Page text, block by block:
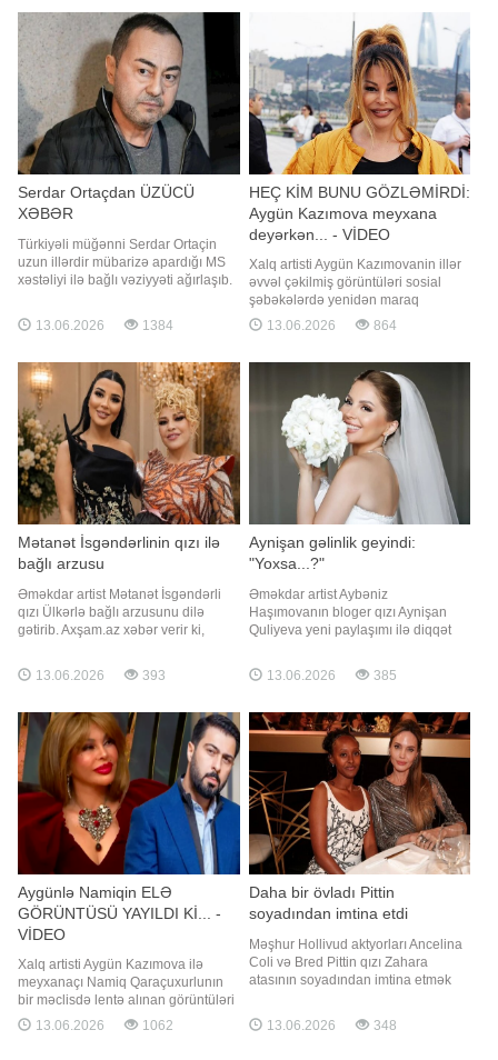
Rusiya Fövqəladə Hallar Nazirliyinin
(FHN) diyar üzrə Baş İdarəsinin
mətbuat xidmət
çətin dövrlərində etibar etdiyi
insanlar tərəfindən xəyanətlə
üzləşib:. "Mənim ən ağır günlərimd
Serdar Ortaçdan ÜZÜCÜ
XƏBƏR
Türkiyəli müğənni Serdar Ortaçin
uzun illərdir mübarizə apardığı MS
xəstəliyi ilə bağlı vəziyyəti ağırlaşıb.
illərin ən ciddi xəstəlik tutmalarından
birini keçirib və hazırda müalicə alır.
intensiv müalicə prosesində olduğu
qeyd olunur
13.06.2026 1384
HEÇ KİM BUNU GÖZLƏMİRDİ:
Aygün Kazımova meyxana
deyərkən... - VİDEO
Xalq artisti Aygün Kazımovanin illər
əvvəl çəkilmiş görüntüləri sosial
şəbəkələrdə yenidən maraq
doğurub. xəbər verir ki, söhbət pop
divanın vaxtilə qonaq olduğu "Ay ev
kadrlarda Aygün Kazımovanın kənd
sakinlərindən biri ilə meyxana
deməsi diqqət çəkib. Sənətçini
13.06.2026 864
Mətanət İsgəndərlinin qızı ilə
bağlı arzusu
Əməkdar artist Mətanət İsgəndərli
qızı Ülkərlə bağlı arzusunu dilə
gətirib. Axşam.az xəbər verir ki,
bloger olmasını istədiyini bildirib.
"Qızım Ülkər Türkiyəyə qayıtmalıdır.
gəlmirdi. İkinci uşağı dünyaya
gəldikdən sonra bir az çətinli
13.06.2026 393
Aynişan gəlinlik geyindi:
"Yoxsa...?"
Əməkdar artist Aybəniz
Haşımovanın bloger qızı Aynişan
Quliyeva yeni paylaşımı ilə diqqət
gəlinlikdə şəkillər yayımlayıb. O,
fotolarını sosial media hesabında
edib. Qeyd edək ki, Aynişan
Quliyeva 2020-ci ildə idmançı həya
13.06.2026 385
Aygünlə Namiqin ELƏ
GÖRÜNTÜSÜ YAYILDI Kİ... -
VİDEO
Xalq artisti Aygün Kazımova ilə
meyxanaçı Namiq Qaraçuxurlunın
bir məclisdə lentə alınan görüntüləri
sosial şəbəkələrdə maraqla
qarşılanıb. xəbər verir ki, duet
13.06.2026 1062
Daha bir övladı Pittin
soyadından imtina etdi
Məşhur Hollivud aktyorları Ancelina
Coli və Bred Pittin qızı Zahara
atasının soyadından imtina etmək
xəbər verir ki, bu barədə
"Entertainment Weekly" nəşri
13.06.2026 348